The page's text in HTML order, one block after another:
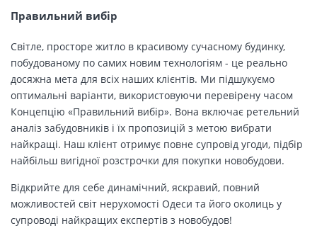
Правильний вибір
Світле, просторе житло в красивому сучасному будинку,
побудованому по самих новим технологіям - це реально
досяжна мета для всіх наших клієнтів. Ми підшукуємо
оптимальні варіанти, використовуючи перевірену часом
Концепцію «Правильний вибір». Вона включає ретельний
аналіз забудовників і їх пропозицій з метою вибрати
найкращі. Наш клієнт отримує повне супровід угоди, підбір
найбільш вигідної розстрочки для покупки новобудови.
Відкрийте для себе динамічний, яскравий, повний
можливостей світ нерухомості Одеси та його околиць у
супроводі найкращих експертів з новобудов!